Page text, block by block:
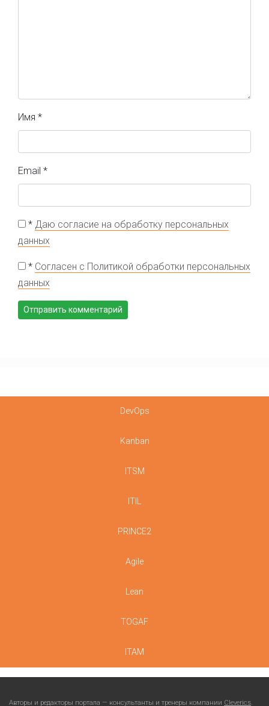
Имя *
Email *
* Даю согласие на обработку персональных
данных
* Согласен с Политикой обработки персональных
данных
DevOps
Kanban
ITSM
ITIL
PRINCE2
Agile
Lean
TOGAF
ITAM
Авторы и редакторы портала — консультанты и тренеры компании Cleverics.